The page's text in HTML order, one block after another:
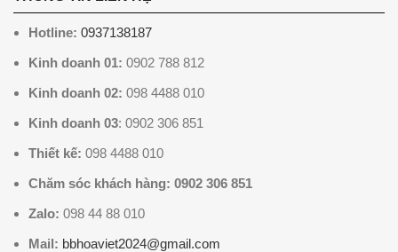
Hotline: 0937138187
Kinh doanh 01: 0902 788 812
Kinh doanh 02: 098 4488 010
Kinh doanh 03: 0902 306 851
Thiết kế: 098 4488 010
Chăm sóc khách hàng: 0902 306 851
Zalo: 098 44 88 010
Mail: bbhoaviet2024@gmail.com